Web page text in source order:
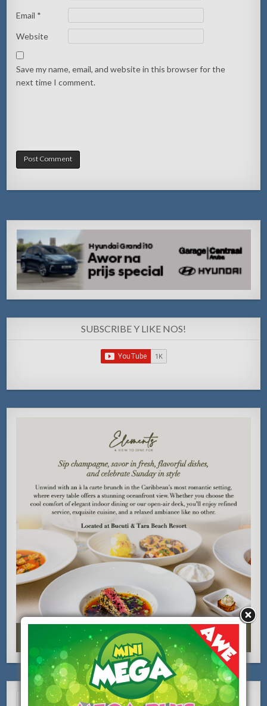
Email *
Website
Save my name, email, and website in this browser for the
next time I comment.
SUBSCRIBE Y LIKE NOS!
Search